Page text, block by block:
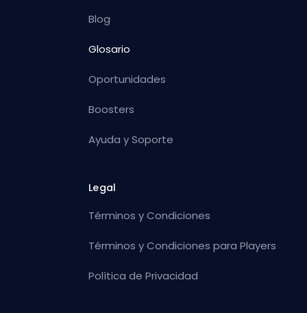
Blog
Glosario
Oportunidades
Boosters
Ayuda y Soporte
Legal
Términos y Condiciones
Términos y Condiciones para Players
Política de Privacidad